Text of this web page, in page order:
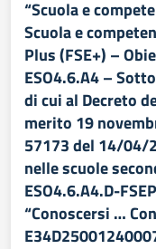
“Scuola e
Scuola e
Plus (FSE+) –
ESO4.6.A4 –
di cui al Decreto
merito 19
57173 del 14/04/
nelle scuole
ESO4.6.A4.D-
“Conoscersi …